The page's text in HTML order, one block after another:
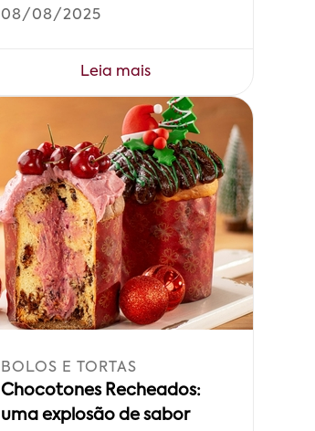
08/08/2025
Leia mais
BOLOS E TORTAS
Chocotones Recheados:
uma explosão de sabor